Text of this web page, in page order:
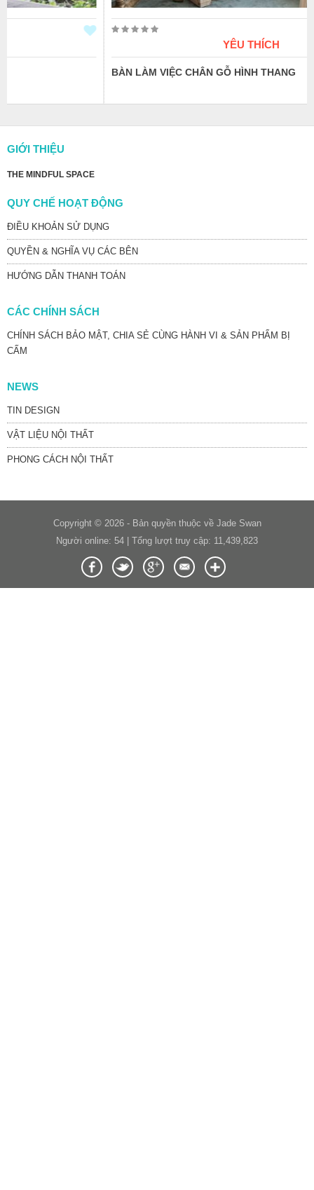
BÀN LÀM VIỆC CHÂN GỖ HÌNH THANG
GIỚI THIỆU
THE MINDFUL SPACE
QUY CHẾ HOẠT ĐỘNG
ĐIỀU KHOẢN SỬ DỤNG
QUYỀN & NGHĨA VỤ CÁC BÊN
HƯỚNG DẪN THANH TOÁN
CÁC CHÍNH SÁCH
CHÍNH SÁCH BẢO MẬT, CHIA SẺ CÙNG HÀNH VI & SẢN PHẨM BỊ
CẤM
NEWS
TIN DESIGN
VẬT LIỆU NỘI THẤT
PHONG CÁCH NỘI THẤT
Copyright © 2026 - Bản quyền thuộc về Jade Swan
Người online: 54 | Tổng lượt truy cập: 11,439,823